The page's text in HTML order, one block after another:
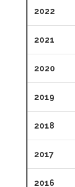
2022
2021
2020
2019
2018
2017
2016